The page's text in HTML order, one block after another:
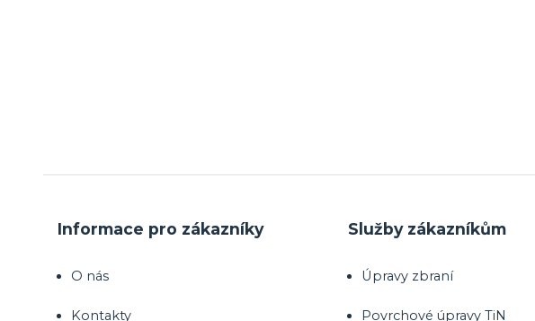
Informace pro zákazníky
O nás
Kontakty
Služby zákazníkům
Úpravy zbraní
Povrchové úpravy TiN